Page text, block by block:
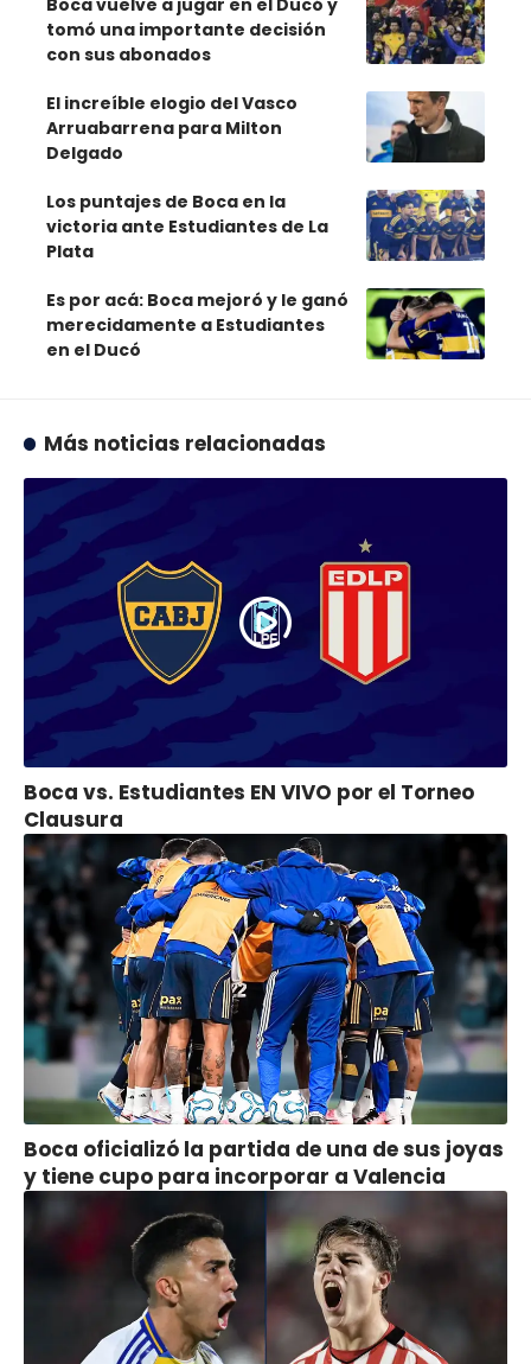
tomó una importante decisión
con sus abonados
El increíble elogio del Vasco
Arruabarrena para Milton
Delgado
Los puntajes de Boca en la
victoria ante Estudiantes de La
Plata
Es por acá: Boca mejoró y le ganó
merecidamente a Estudiantes
en el Ducó
Más noticias relacionadas
Boca vs. Estudiantes EN VIVO por el Torneo
Clausura
Boca oficializó la partida de una de sus joyas
y tiene cupo para incorporar a Valencia